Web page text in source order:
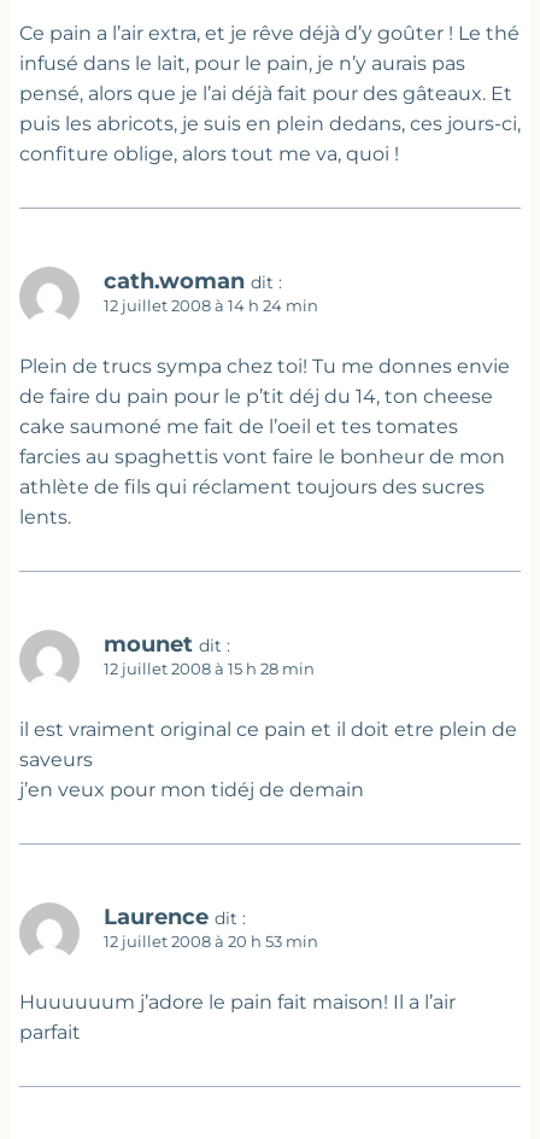
Ce pain a l’air extra, et je rêve déjà d’y goûter ! Le thé
infusé dans le lait, pour le pain, je n’y aurais pas
pensé, alors que je l’ai déjà fait pour des gâteaux. Et
puis les abricots, je suis en plein dedans, ces jours-ci,
confiture oblige, alors tout me va, quoi !
cath.woman dit :
12 juillet 2008 à 14 h 24 min
Plein de trucs sympa chez toi! Tu me donnes envie
de faire du pain pour le p’tit déj du 14, ton cheese
cake saumoné me fait de l’oeil et tes tomates
farcies au spaghettis vont faire le bonheur de mon
athlète de fils qui réclament toujours des sucres
lents.
mounet dit :
12 juillet 2008 à 15 h 28 min
il est vraiment original ce pain et il doit etre plein de
saveurs
j’en veux pour mon tidéj de demain
Laurence dit :
12 juillet 2008 à 20 h 53 min
Huuuuuum j’adore le pain fait maison! Il a l’air
parfait